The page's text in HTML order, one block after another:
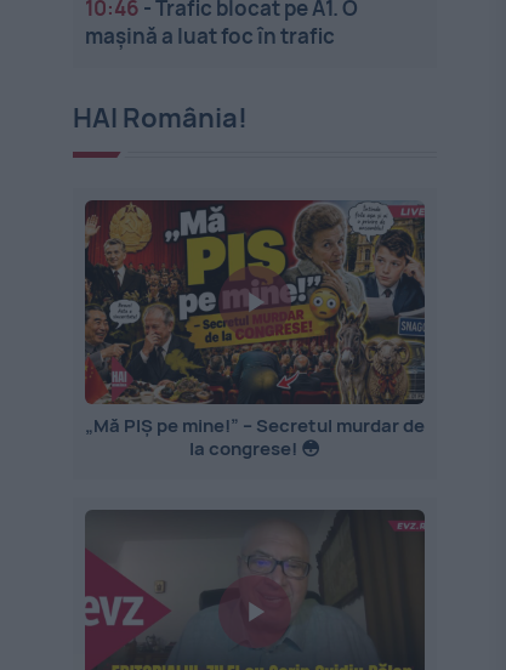
10:46 -Trafic blocat pe A1. O
mașină a luat foc în trafic
HAI România!
„Mă PIȘ pe mine!” – Secretul murdar de
la congrese! 😳